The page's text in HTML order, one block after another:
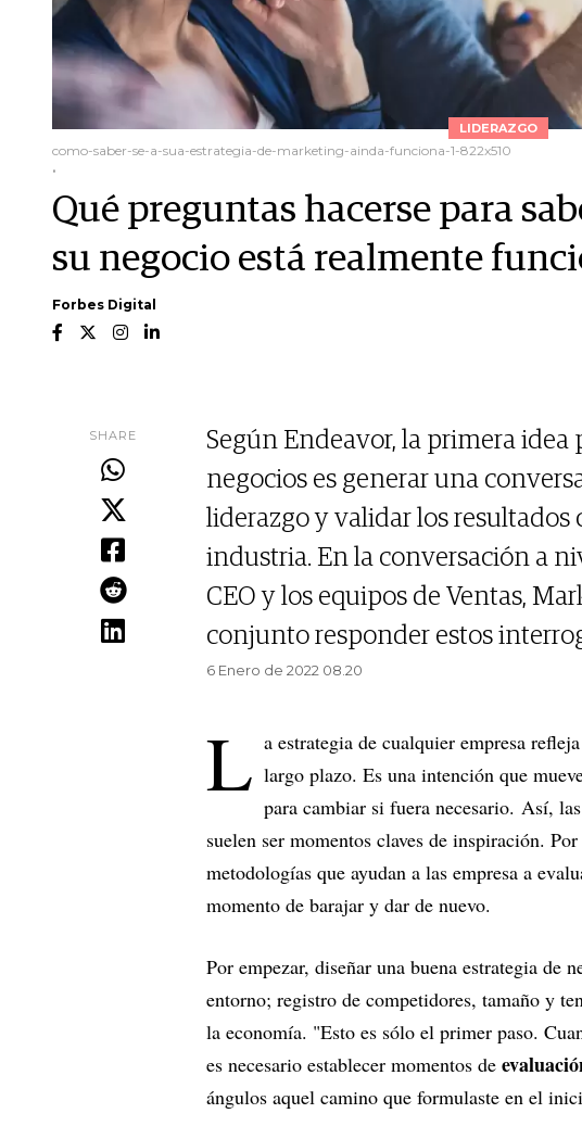
LIDERAZGO
como-saber-se-a-sua-estrategia-de-marketing-ainda-funciona-1-822x510
.
Qué preguntas hacerse para
su negocio está realmente
Forbes Digital
SHARE
Según Endeavor, la primera idea
negocios es generar una
liderazgo y validar los
industria. En la conversación a
CEO y los equipos de Ventas,
conjunto responder estos
6 Enero de 2022 08.20
L a estrategia de cualquier empresa
largo plazo. Es una intención que
para cambiar si fuera necesario. Así,
suelen ser momentos claves de inspiración.
metodologías que ayudan a las empresa a
momento de barajar y dar de nuevo.
Por empezar, diseñar una buena estrategia de
entorno; registro de competidores, tamaño y
la economía. "Esto es sólo el primer paso.
es necesario establecer momentos de
ángulos aquel camino que formulaste en el